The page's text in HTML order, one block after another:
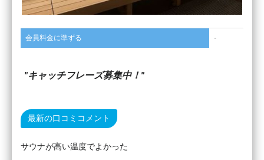
会員料金に準ずる -
キャッチフレーズ募集中！
最新の口コミコメント
サウナが高い温度でよかった